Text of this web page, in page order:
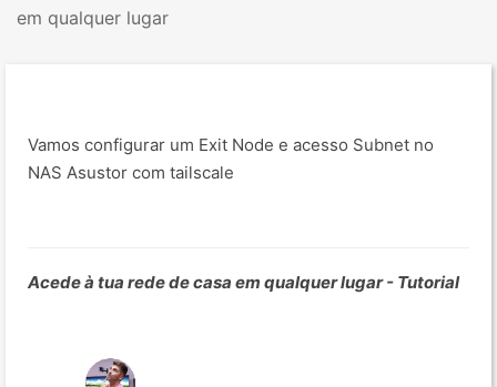
em qualquer lugar
Vamos configurar um Exit Node e acesso Subnet no
NAS Asustor com tailscale
Acede à tua rede de casa em qualquer lugar - Tutorial